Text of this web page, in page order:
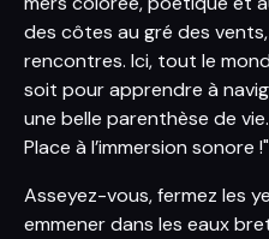
des côtes au gré des
rencontres. Ici, tout le
soit pour apprendre à
une belle parenthèse de vie.
Place à l’immersion sonore !"
Asseyez-vous, fermez les
emmener dans les eaux